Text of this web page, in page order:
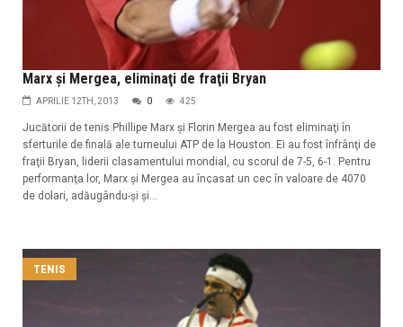
Marx şi Mergea, eliminaţi de fraţii Bryan
APRILIE 12TH, 2013 0 425
Jucătorii de tenis Phillipe Marx şi Florin Mergea au fost eliminaţi în
sferturile de finală ale turneului ATP de la Houston. Ei au fost înfrânţi de
fraţii Bryan, liderii clasamentului mondial, cu scorul de 7-5, 6-1. Pentru
performanţa lor, Marx şi Mergea au încasat un cec în valoare de 4070
de dolari, adăugându-şi şi...
TENIS